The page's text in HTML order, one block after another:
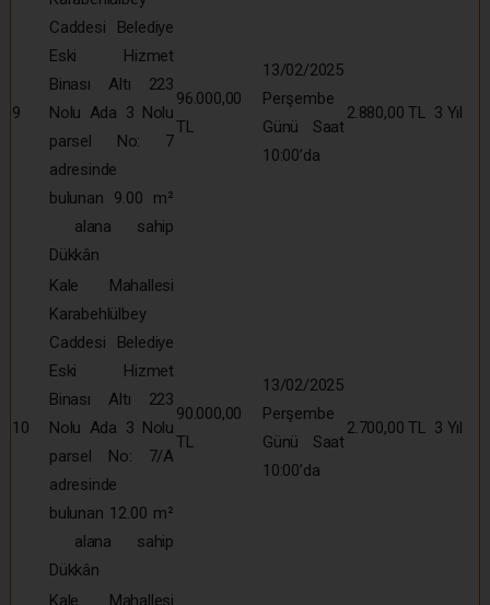
9
Caddesi Belediye
Eski Hizmet
Binası Altı 223
Nolu Ada 3 Nolu
parsel No: 7
adresinde
bulunan 9.00 m²
alana sahip
Dükkân
96.000,00
TL
13/02/2025
Perşembe
Günü Saat
10:00’da
2.880,00 TL 3 Yıl
10
Kale Mahallesi
Karabehlülbey
Caddesi Belediye
Eski Hizmet
Binası Altı 223
Nolu Ada 3 Nolu
parsel No: 7/A
adresinde
bulunan 12.00 m²
alana sahip
Dükkân
90.000,00
TL
13/02/2025
Perşembe
Günü Saat
10:00’da
2.700,00 TL 3 Yıl
Kale Mahallesi